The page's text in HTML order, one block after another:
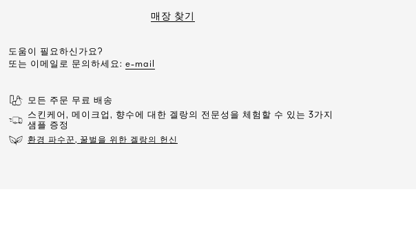
매장 찾기
도움이 필요하신가요?
또는 이메일로 문의하세요: e-mail
모든 주문 무료 배송
스킨케어, 메이크업, 향수에 대한 겔랑의 전문성을 체험할 수 있는 3가지
샘플 증정
환경 파수꾼, 꿀벌을 위한 겔랑의 헌신